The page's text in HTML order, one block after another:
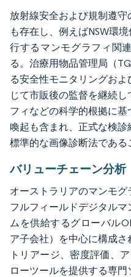
放射線安全および規制遵
も存在し、例えばNSW環
行するマンモグラフィ関
る。治療用物品管理局（
る安全性モニタリングお
じて市販後の監督を継続
フィなどの科学的根拠に
喚起も含まれ、正式な検
標準的な画像診断法である
バリューチェーン分析
オーストラリアのマンモグ
フルフィールドデジタル
ムを供給するグローバル
ア子会社）を中心に構成
トリアージ、密度評価、
ローツールを提供する専